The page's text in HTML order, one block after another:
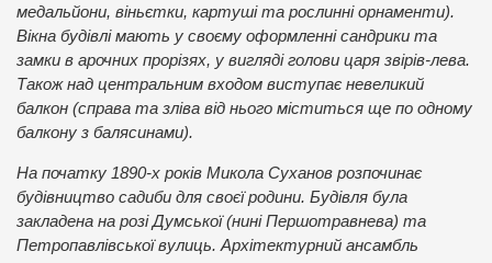
медальйони, віньєтки, картуші та рослинні орнаменти).
Вікна будівлі мають у своєму оформленні сандрики та
замки в арочних прорізях, у вигляді голови царя звірів-лева.
Також над центральним входом виступає невеликий
балкон (справа та зліва від нього міститься ще по одному
балкону з балясинами).
На початку 1890-х років Микола Суханов розпочинає
будівництво садиби для своєї родини. Будівля була
закладена на розі Думської (нині Першотравнева) та
Петропавлівської вулиць. Архітектурний ансамбль